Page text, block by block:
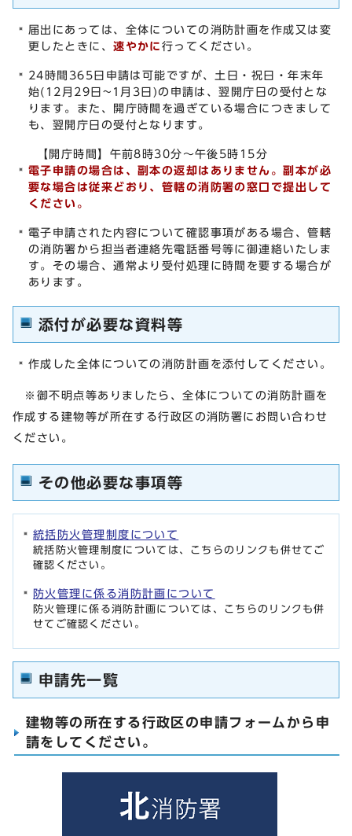
届出にあっては、全体についての消防計画を作成又は変
更したときに、速やかに 行ってください。
24時間365日申請は可能ですが、土日・祝日・年末年
始(12月29日~1月3日)の申請は、翌開庁日の受付とな
ります。また、開庁時間を過ぎている場合につきまして
も、翌開庁日の受付となります。
【開庁時間】午前8時30分～午後5時15分
電子申請の場合は、副本の返却はありません。副本が必
要な場合は従来どおり、管轄の消防署の窓口で提出して
ください。
電子申請された内容について確認事項がある場合、管轄
の消防署から担当者連絡先電話番号等に御連絡いたしま
す。その場合、通常より受付処理に時間を要する場合が
あります。
添付が必要な資料等
作成した全体についての消防計画を添付してください。
※御不明点等ありましたら、全体についての消防計画を
作成する建物等が所在する行政区の消防署にお問い合わせ
ください。
その他必要な事項等
統括防火管理制度について
統括防火管理制度については、こちらのリンクも併せてご
確認ください。
防火管理に係る消防計画について
防火管理に係る消防計画については、こちらのリンクも併
せてご確認ください。
申請先一覧
建物等の所在する行政区の申請フォームから申
請をしてください。